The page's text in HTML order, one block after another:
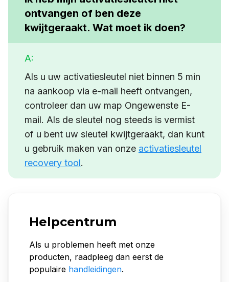
ontvangen of ben deze
kwijtgeraakt. Wat moet ik doen?
A:
Als u uw activatiesleutel niet binnen 5 min
na aankoop via e-mail heeft ontvangen,
controleer dan uw map Ongewenste E-
mail. Als de sleutel nog steeds is vermist
of u bent uw sleutel kwijtgeraakt, dan kunt
u gebruik maken van onze activatiesleutel
recovery tool.
Helpcentrum
Als u problemen heeft met onze
producten, raadpleeg dan eerst de
populaire handleidingen.